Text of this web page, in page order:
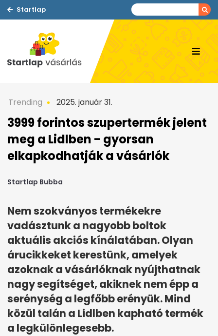
Startlap
Trending 2025. január 31.
3999 forintos szupertermék jelent
meg a Lidlben - gyorsan
elkapkodhatják a vásárlók
Startlap Bubba
Nem szokványos termékekre
vadásztunk a nagyobb boltok
aktuális akciós kínálatában. Olyan
árucikkeket kerestünk, amelyek
azoknak a vásárlóknak nyújthatnak
nagy segítséget, akiknek nem épp a
serénység a legfőbb erényük. Mind
közül talán a Lidlben kapható termék
a legkülönlegesebb.